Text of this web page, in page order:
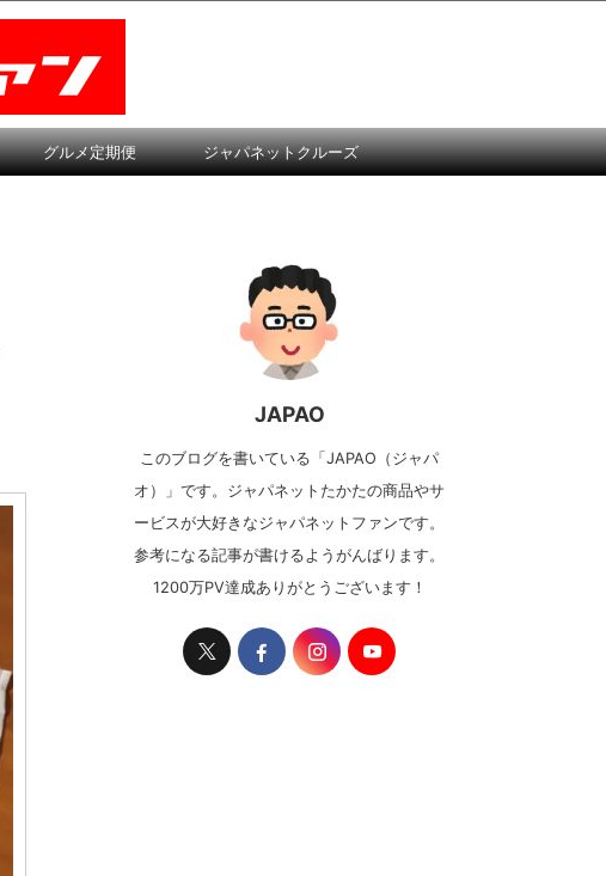
グルメ定期便 ジャパネットクルーズ
JAPAO
このブログを書いている「JAPAO（ジャパ
オ）」です。ジャパネットたかたの商品やサ
ービスが大好きなジャパネットファンです。
参考になる記事が書けるようがんばります。
1200万PV達成ありがとうございます！